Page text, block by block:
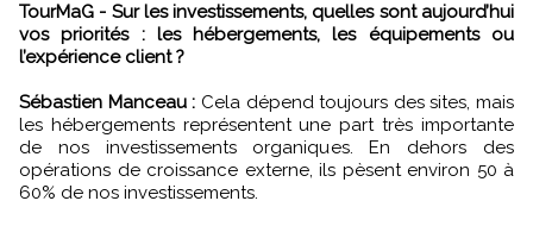
TourMaG - Sur les investissements, quelles sont aujourd’hui
vos priorités : les hébergements, les équipements ou
l’expérience client ?
Sébastien Manceau : Cela dépend toujours des sites, mais
les hébergements représentent une part très importante
de nos investissements organiques. En dehors des
opérations de croissance externe, ils pèsent environ 50 à
60% de nos investissements.